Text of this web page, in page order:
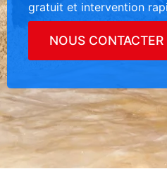
gratuit et intervention
NOUS CONTACTER